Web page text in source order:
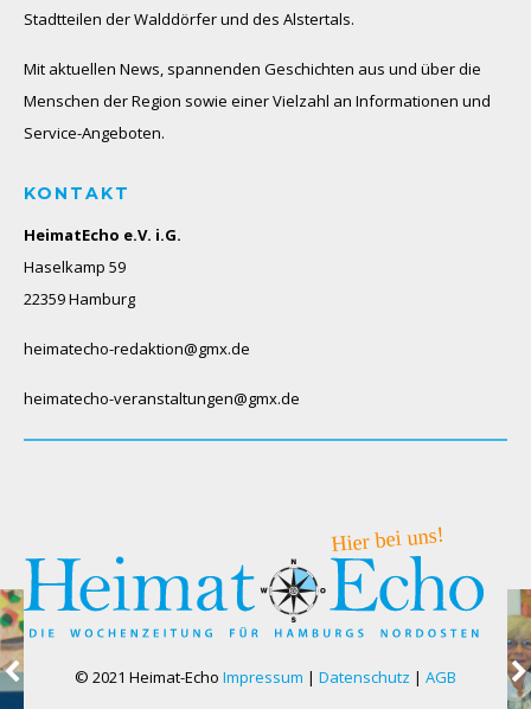
Stadtteilen der Walddörfer und des Alstertals.
Mit aktuellen News, spannenden Geschichten aus und über die
Menschen der Region sowie einer Vielzahl an Informationen und
Service-Angeboten.
KONTAKT
HeimatEcho e.V. i.G.
Haselkamp 59
22359 Hamburg
heimatecho-redaktion@gmx.de
heimatecho-veranstaltungen@gmx.de
© 2021 Heimat-Echo Impressum | Datenschutz | AGB